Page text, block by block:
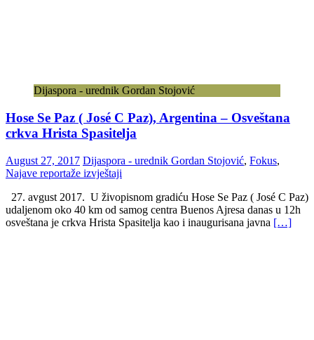
Dijaspora - urednik Gordan Stojović
Hose Se Paz ( José C Paz), Argentina – Osveštana
crkva Hrista Spasitelja
August 27, 2017 Dijaspora - urednik Gordan Stojović, Fokus,
Najave reportaže izvještaji
27. avgust 2017. U živopisnom gradiću Hose Se Paz ( José C Paz)
udaljenom oko 40 km od samog centra Buenos Ajresa danas u 12h
osveštana je crkva Hrista Spasitelja kao i inaugurisana javna […]